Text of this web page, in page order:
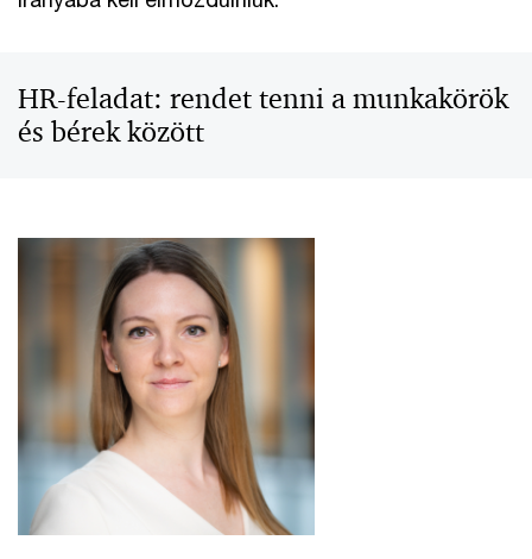
HR-feladat: rendet tenni a munkakörök
és bérek között